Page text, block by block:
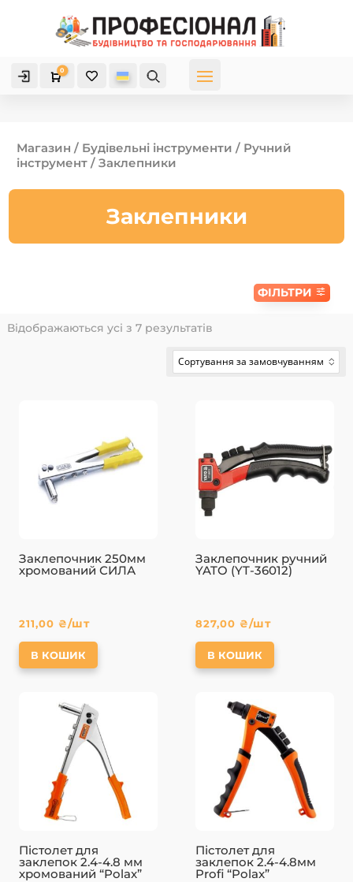
Кошик
0 
Магазин / Будівельні інструменти / Ручний
інструмент / Заклепники
Заклепники
ФІЛЬТРИ
Відображаються усі з 7 результатів
Сортування за замовчуванням
Заклепочник 250мм
хромований СИЛА
211,00 ₴/шт
В КОШИК
Заклепочник ручний
YATO (YT-36012)
827,00 ₴/шт
В КОШИК
Пістолет для
заклепок 2.4-4.8 мм
хромований “Polax”
Пістолет для
заклепок 2.4-4.8мм
Profi “Polax”